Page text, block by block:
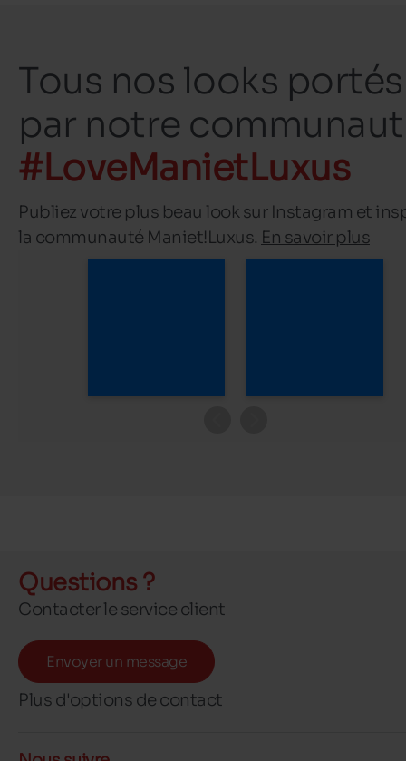
Tous nos looks portés
par notre
#LoveManietLuxus
Publiez votre plus beau look sur Instagram et
la communauté Maniet!Luxus. En savoir plus
Questions ?
Contacter le service client
Envoyer un message
Plus d'options de contact